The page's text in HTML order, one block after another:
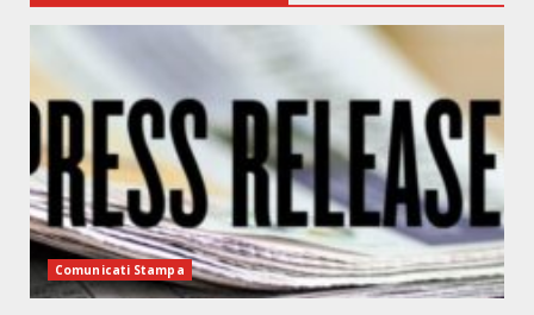
Comunicati Stampa